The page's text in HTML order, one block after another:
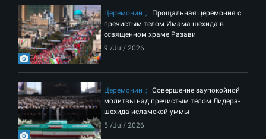
Церемонии
Прощальная церемония с
пречистым телом Имама-шехида в
ссвященном храме Разави
9 /Jul/ 2026
Церемонии
Совершение заупокойной
молитвы над пречистым телом Лидера-
шехида исламской уммы
5 /Jul/ 2026